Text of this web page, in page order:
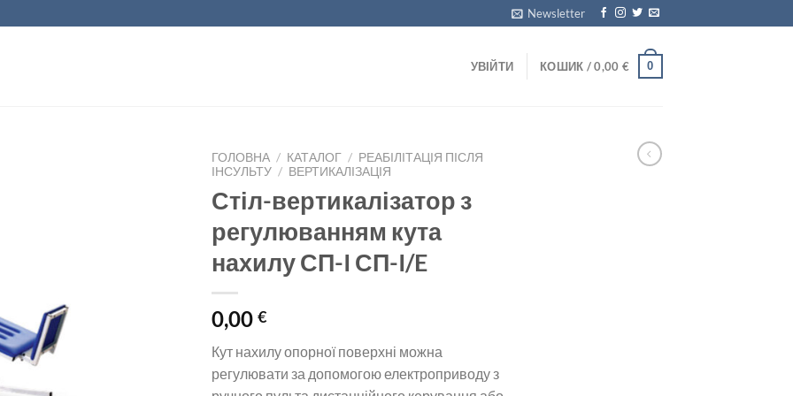
Newsletter
УВІЙТИ КОШИК /0,00 € 0
ГОЛОВНА / КАТАЛОГ / РЕАБІЛІТАЦІЯ ПІСЛЯ
ІНСУЛЬТУ / ВЕРТИКАЛІЗАЦІЯ
Стіл-вертикалізатор з
регулюванням кута
нахилу СП-I СП-I/E
0,00 €
Кут нахилу опорної поверхні можна
регулювати за допомогою електроприводу з